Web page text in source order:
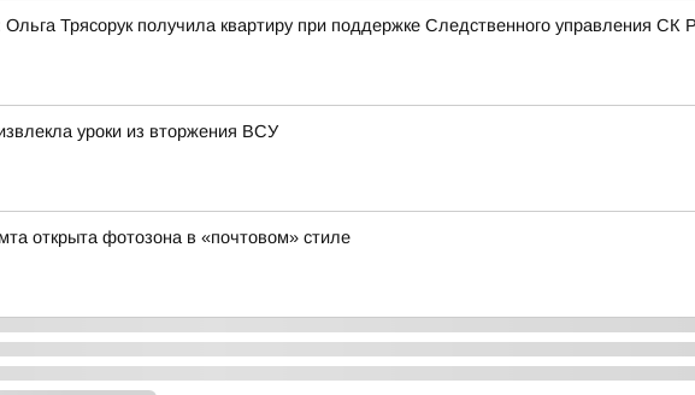
Трясорук получила квартиру при поддержке Следственного управления СК
уроки из вторжения ВСУ
открыта фотозона в «почтовом» стиле